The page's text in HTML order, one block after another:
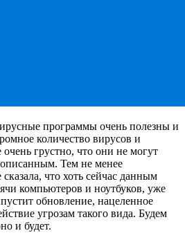
программы очень полезны и
количество вирусов и
грустно, что они не могут
Тем не менее
что хоть сейчас данным
компьютеров и ноутбуков, уже
обновление, нацеленное
угрозам такого вида. Будем
и будет.